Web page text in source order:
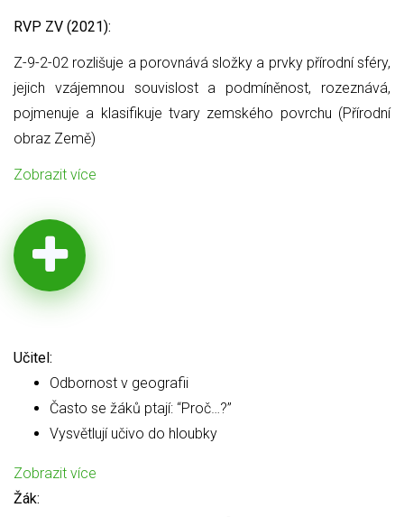
RVP ZV (2021):
Z-9-2-02 rozlišuje a porovnává složky a prvky přírodní sféry,
jejich vzájemnou souvislost a podmíněnost, rozeznává,
pojmenuje a klasifikuje tvary zemského povrchu (Přírodní
obraz Země)
Zobrazit více
Učitel:
Odbornost v geografii
Často se žáků ptají: “Proč…?”
Vysvětlují učivo do hloubky
Zobrazit více
Žák: